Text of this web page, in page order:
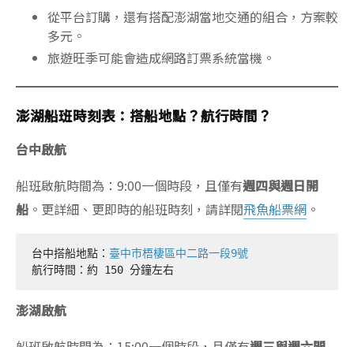
從平台訂購，還有搭配澎湖當地交通的組合，方案較
多元。
旅遊旺季可能會造成網路訂票系統當機。
澎湖船班時刻表：搭船地點？航行時間？
台中啟航
船班啟航時間為：9:00一個時段，且僅有週四與週日開
船 。更詳細、更即時的船班時刻，請詳閱飛魚船票網 。
台中搭船地點： 臺中市梧棲區中二路一段9號
航行時間：約 150 分鐘左右
澎湖啟航